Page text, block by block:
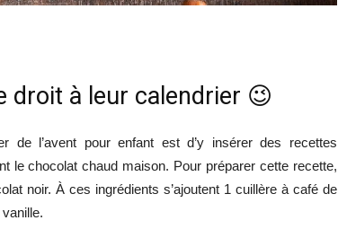
droit à leur calendrier 😉
de l’avent pour enfant est d’y insérer des recettes
le chocolat chaud maison. Pour préparer cette recette,
noir. À ces ingrédients s’ajoutent 1 cuillère à café de